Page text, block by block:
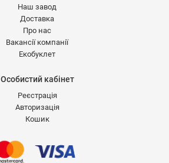
Наш завод
Доставка
Про нас
Вакансії компанії
Екобуклет
Особистий кабінет
Реєстрація
Авторизація
Кошик